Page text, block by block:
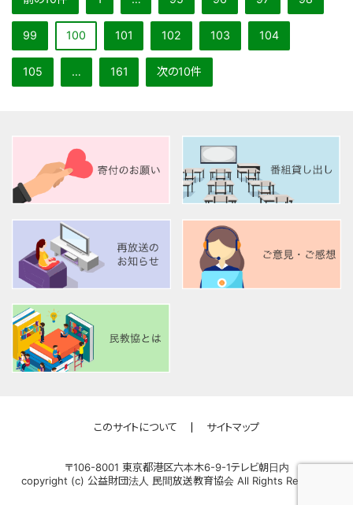
99 100 101 102 103 104
105 … 161 次の10件
このサイトについて サイトマップ
〒106-8001 東京都港区六本木6-9-1テレビ朝日内
copyright (c) 公益財団法人 民間放送教育協会 All Rights Reserved